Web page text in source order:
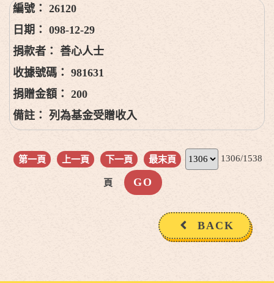
26120
098-12-29
善心人士
981631
200
列為基金受贈收入
第一頁 上一頁 下一頁 最末頁 1306/1538
頁
BACK